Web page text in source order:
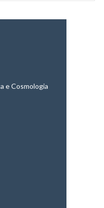
e Cosmologia